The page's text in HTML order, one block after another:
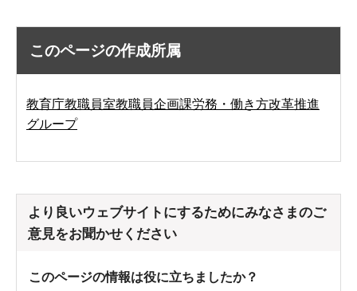
このページの作成所属
教育庁教職員室教職員企画課労務・働き方改革推進
グループ
より良いウェブサイトにするためにみなさまのご
意見をお聞かせください
このページの情報は役に立ちましたか？